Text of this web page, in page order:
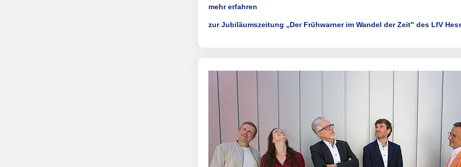
mehr erfahren
zur Jubiläumszeitung „Der Frühwarner im Wandel der Zeit" des LfV